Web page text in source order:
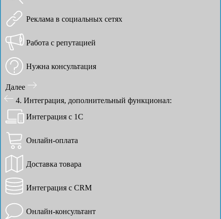
Реклама в социальных сетях
Работа с репутацией
Нужна консультация
Далее
4. Интеграция, дополнительный функционал:
Интеграция с 1С
Онлайн-оплата
Доставка товара
Интеграция с CRM
Онлайн-консультант